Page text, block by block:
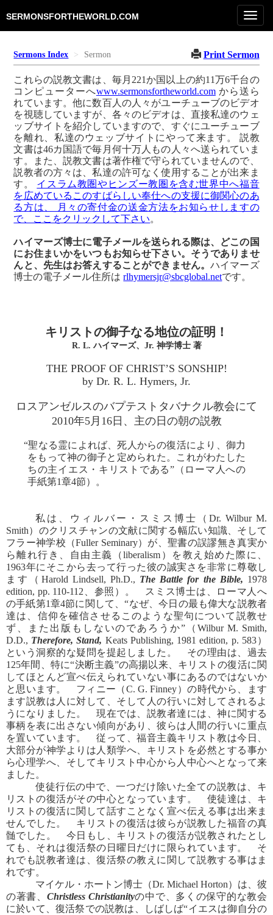
SERMONSFORTHEWORLD.COM
Sermons Index Sermon Print Sermon
これらの説教文書は、毎月221か国以上の約11万6千台の
コンピューターへwww.sermonsfortheworld.comから送ら
れています。他に数百人の人々がユーチューブのビデオ
を視聴していますが、各々のビデオは、直接私達のウェ
ッブサイトを紹介していますので、すぐにユーチューブ
を離れ、私達のウェッブサイトにやって来ます。 説教
文書は46カ国語で毎月何十万人もの人々へ送られていま
す。また、説教文書は著作権で守られていませんので、
説教者の方々は、私達の許可なく使用することが出来ま
す。 イスラム教圏やヒンズー教圏を含む世界中へ福音
を広めているこのすばらしい奉仕への支援に御関心のあ
る方は、 月々の寄付金の送金方法をお知らせしますの
で、ここをクリックして下さい。
ハイマーズ博士に電子メールを送られる際は、どこの国
にお住まいかをいつもお知らせ下さい。そうでありませ
んと、先生はお答えすることができません。ハイマーズ
博士の電子メール住所はrlhymersjr@sbcglobal.netです。
キリストの御子なる地位の証明！
R. L. ハイマーズ、Jr. 神学博士 著
THE PROOF OF CHRIST’S SONSHIP!
by Dr. R. L. Hymers, Jr.
ロスアンゼルスのバプテストタバナクル教会にて
2010年5月16日、主の日の朝の説教
“聖なる霊によれば、死人からの復活により、御力
をもって神の御子と定められた。これがわたした
ちの主イエス・キリストである”（ローマ人への
手紙第1章4節）。
私は、ウィルバー・スミス博士（Dr. Wilbur M.
Smith）のクリスチャンの文献に関する幅広い知識、そして
フラー神学校（Fuller Seminary）が、聖書の誤謬無き真実か
ら離れ行き、自由主義（liberalism）を教え始めた際に、
1963年にそこから去って行った彼の誠実さを非常に尊敬し
ます（Harold Lindsell, Ph.D., The Battle for the Bible, 1978
edition, pp. 110-112、参照）。 スミス博士は、ローマ人へ
の手紙第1章4節に関して、“なぜ、今日の最も偉大な説教者
達は、信仰を確信させるこのような聖句について説教せ
ず、また出版もしないのであろうか”（Wilbur M. Smith,
D.D., Therefore, Stand, Keats Publishing, 1981 edition, p. 583）
という洞察的な疑問を提起しました。 その理由は、過去
125年間、特に“決断主義”の高揚以来、キリストの復活に関
してほとんど宣べ伝えられていない事にあるのではないか
と思います。 フィニー（C. G. Finney）の時代から、ます
ます説教は人に対して、そして人の行いに対してされるよ
うになりました。 現在では、説教者達には、神に関する
事柄を表に出さない傾向があり、彼らは人間の行いに重点
を置いています。 従って、福音主義キリスト教は今日、
大部分が神学よりは人類学へ、キリストを必然とする事か
ら心理学へ、そしてキリスト中心から人中心へとなって来
ました。
使徒行伝の中で、一つだけ除いた全ての説教は、キ
リストの復活がその中心となっています。 使徒達は、キ
リストの復活に関して話すことなく宣べ伝える事は出来ま
せんでした。 キリストの復活は彼らが説教した福音の真
髄でした。 今日もし、キリストの復活が説教されたとし
ても、それは復活祭の日曜日だけに限られています。 そ
れでも説教者達は、復活祭の教えに関して説教する事はま
れです。
マイケル・ホートン博士（Dr. Michael Horton）は、彼
の著書、 Christless Christianityの中で、多くの保守的な教会
に於いて、復活祭での説教は、しばしば“イエスは御自分の